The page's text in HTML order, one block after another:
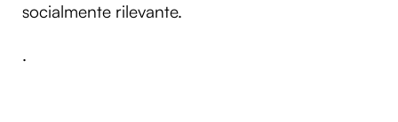
socialmente rilevante.
.